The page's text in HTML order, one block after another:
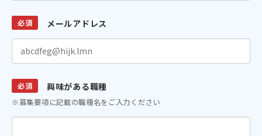
必須 メールアドレス
必須 興味がある職種
※募集要項に記載の職種名をご入力ください